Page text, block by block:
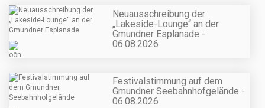
Neuausschreibung der
„Lakeside-Lounge“ an der
Gmundner Esplanade -
06.08.2026
Festivalstimmung auf dem
Gmundner Seebahnhofgelände -
06.08.2026